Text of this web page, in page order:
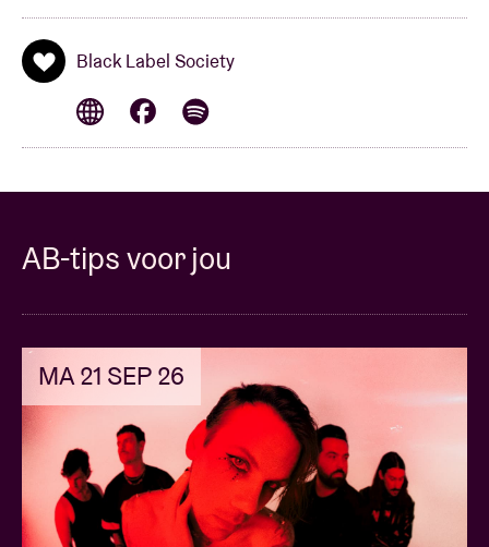
Black Label Society
AB-tips voor jou
MA 21 SEP 26